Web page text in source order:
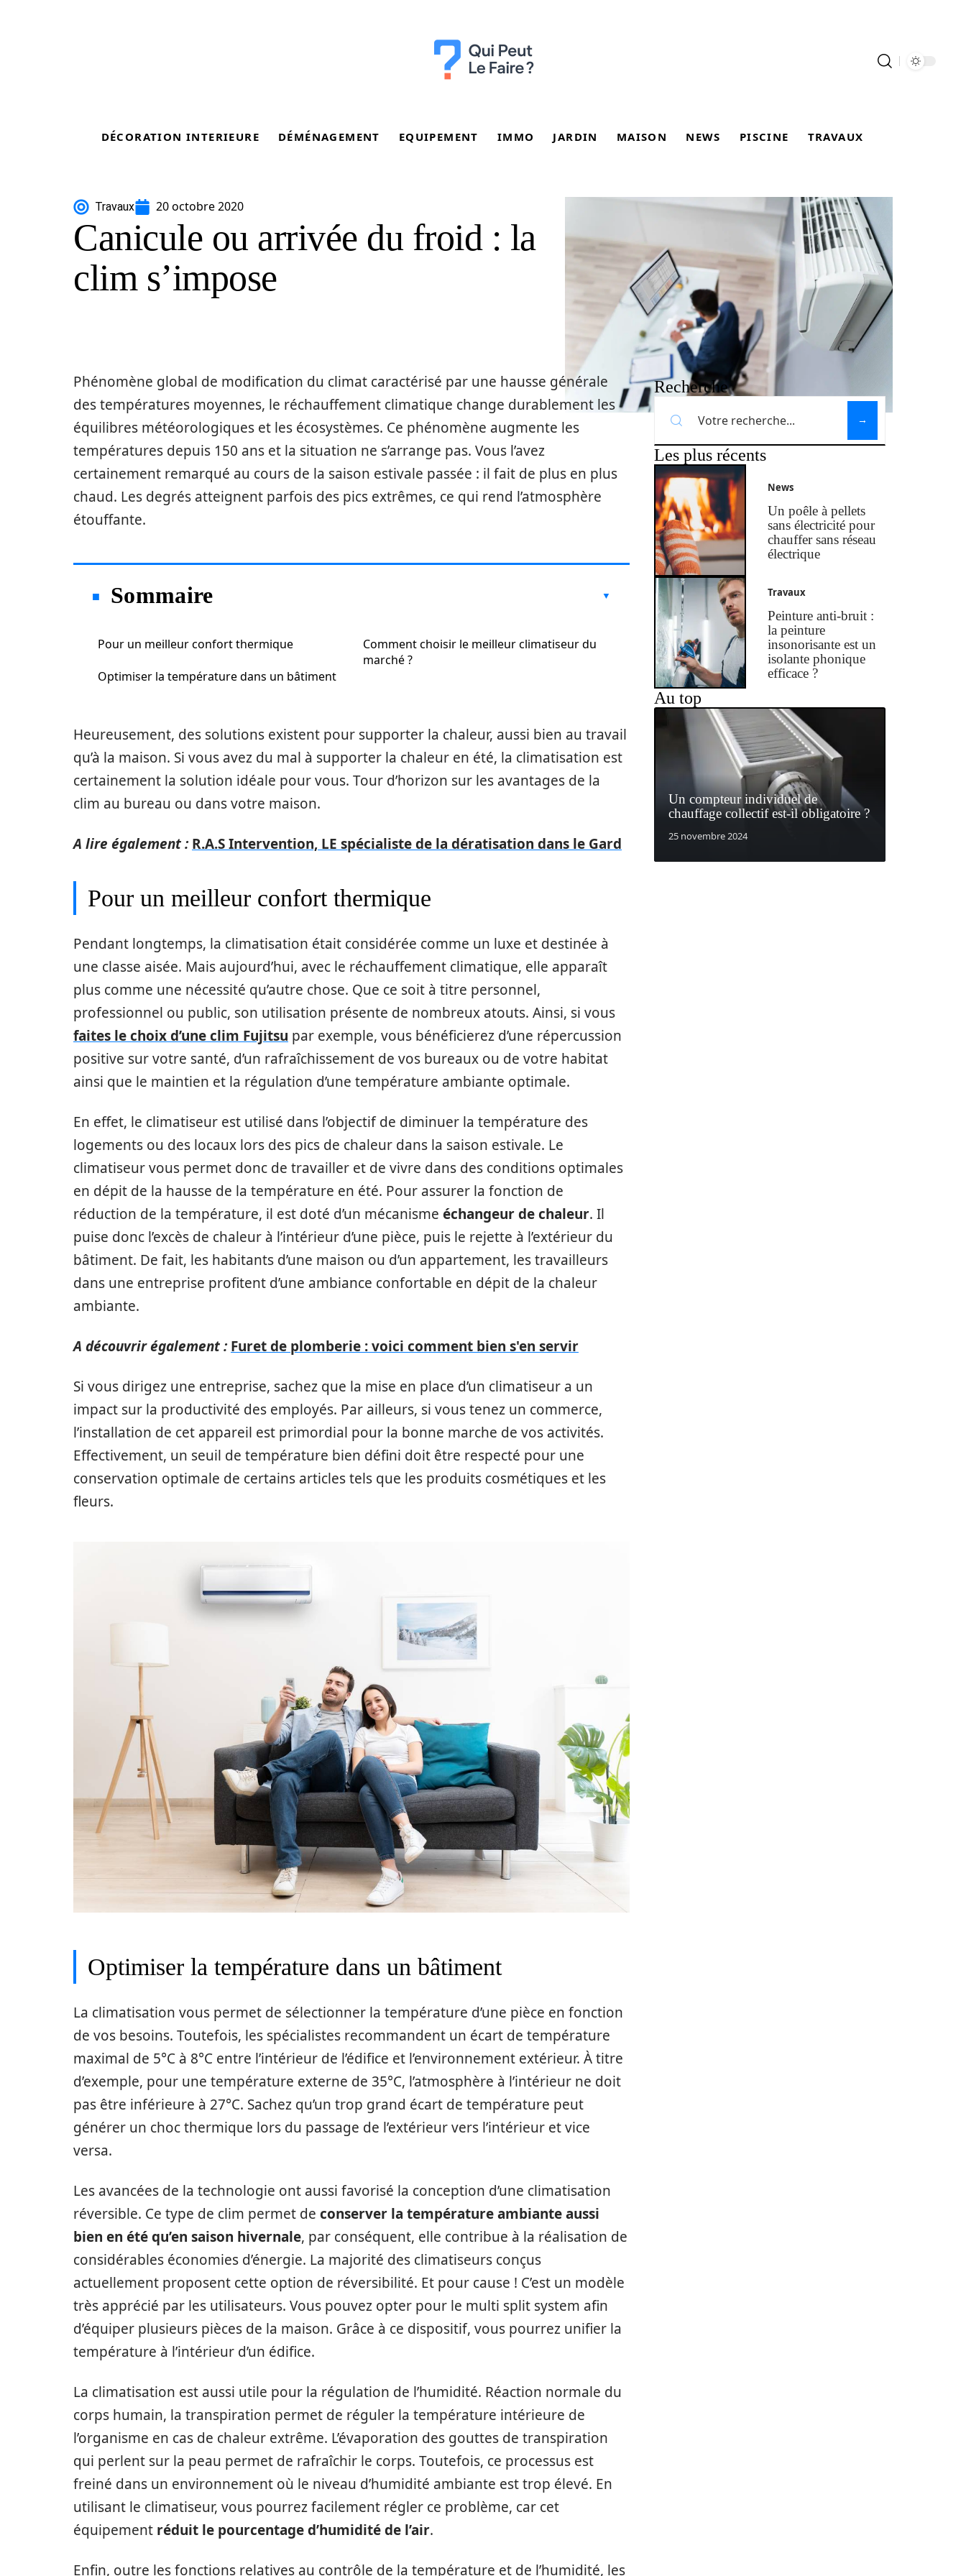
DÉCORATION INTERIEURE DÉMÉNAGEMENT EQUIPEMENT IMMO JARDIN MAISON NEWS PISCINE TRAVAUX
Travaux 20 octobre 2020
Canicule ou arrivée du froid : la
clim s’impose
Phénomène global de modification du climat caractérisé par une hausse générale
des températures moyennes, le réchauffement climatique change durablement les
équilibres météorologiques et les écosystèmes. Ce phénomène augmente les
températures depuis 150 ans et la situation ne s’arrange pas. Vous l’avez
certainement remarqué au cours de la saison estivale passée : il fait de plus en plus
chaud. Les degrés atteignent parfois des pics extrêmes, ce qui rend l’atmosphère
étouffante.
Sommaire
Pour un meilleur confort thermique
Optimiser la température dans un bâtiment
Comment choisir le meilleur climatiseur du
marché ?
Heureusement, des solutions existent pour supporter la chaleur, aussi bien au travail
qu’à la maison. Si vous avez du mal à supporter la chaleur en été, la climatisation est
certainement la solution idéale pour vous. Tour d’horizon sur les avantages de la
clim au bureau ou dans votre maison.
A lire également : R.A.S Intervention, LE spécialiste de la dératisation dans le Gard
Pour un meilleur confort thermique
Pendant longtemps, la climatisation était considérée comme un luxe et destinée à
une classe aisée. Mais aujourd’hui, avec le réchauffement climatique, elle apparaît
plus comme une nécessité qu’autre chose. Que ce soit à titre personnel,
professionnel ou public, son utilisation présente de nombreux atouts. Ainsi, si vous
faites le choix d’une clim Fujitsu par exemple, vous bénéficierez d’une répercussion
positive sur votre santé, d’un rafraîchissement de vos bureaux ou de votre habitat
ainsi que le maintien et la régulation d’une température ambiante optimale.
En effet, le climatiseur est utilisé dans l’objectif de diminuer la température des
logements ou des locaux lors des pics de chaleur dans la saison estivale. Le
climatiseur vous permet donc de travailler et de vivre dans des conditions optimales
en dépit de la hausse de la température en été. Pour assurer la fonction de
réduction de la température, il est doté d’un mécanisme échangeur de chaleur. Il
puise donc l’excès de chaleur à l’intérieur d’une pièce, puis le rejette à l’extérieur du
bâtiment. De fait, les habitants d’une maison ou d’un appartement, les travailleurs
dans une entreprise profitent d’une ambiance confortable en dépit de la chaleur
ambiante.
A découvrir également : Furet de plomberie : voici comment bien s'en servir
Si vous dirigez une entreprise, sachez que la mise en place d’un climatiseur a un
impact sur la productivité des employés. Par ailleurs, si vous tenez un commerce,
l’installation de cet appareil est primordial pour la bonne marche de vos activités.
Effectivement, un seuil de température bien défini doit être respecté pour une
conservation optimale de certains articles tels que les produits cosmétiques et les
fleurs.
Optimiser la température dans un bâtiment
La climatisation vous permet de sélectionner la température d’une pièce en fonction
de vos besoins. Toutefois, les spécialistes recommandent un écart de température
maximal de 5°C à 8°C entre l’intérieur de l’édifice et l’environnement extérieur. À titre
d’exemple, pour une température externe de 35°C, l’atmosphère à l’intérieur ne doit
pas être inférieure à 27°C. Sachez qu’un trop grand écart de température peut
générer un choc thermique lors du passage de l’extérieur vers l’intérieur et vice
versa.
Les avancées de la technologie ont aussi favorisé la conception d’une climatisation
réversible. Ce type de clim permet de conserver la température ambiante aussi
bien en été qu’en saison hivernale, par conséquent, elle contribue à la réalisation de
considérables économies d’énergie. La majorité des climatiseurs conçus
actuellement proposent cette option de réversibilité. Et pour cause ! C’est un modèle
très apprécié par les utilisateurs. Vous pouvez opter pour le multi split system afin
d’équiper plusieurs pièces de la maison. Grâce à ce dispositif, vous pourrez unifier la
température à l’intérieur d’un édifice.
La climatisation est aussi utile pour la régulation de l’humidité. Réaction normale du
corps humain, la transpiration permet de réguler la température intérieure de
l’organisme en cas de chaleur extrême. L’évaporation des gouttes de transpiration
qui perlent sur la peau permet de rafraîchir le corps. Toutefois, ce processus est
freiné dans un environnement où le niveau d’humidité ambiante est trop élevé. En
utilisant le climatiseur, vous pourrez facilement régler ce problème, car cet
équipement réduit le pourcentage d’humidité de l’air.
Enfin, outre les fonctions relatives au contrôle de la température et de l’humidité, les
Recherche
Les plus récents
News
Un poêle à pellets
sans électricité pour
chauffer sans réseau
électrique
Travaux
Peinture anti-bruit :
la peinture
insonorisante est un
isolante phonique
efficace ?
Au top
Un compteur individuel de
chauffage collectif est-il obligatoire ?
25 novembre 2024